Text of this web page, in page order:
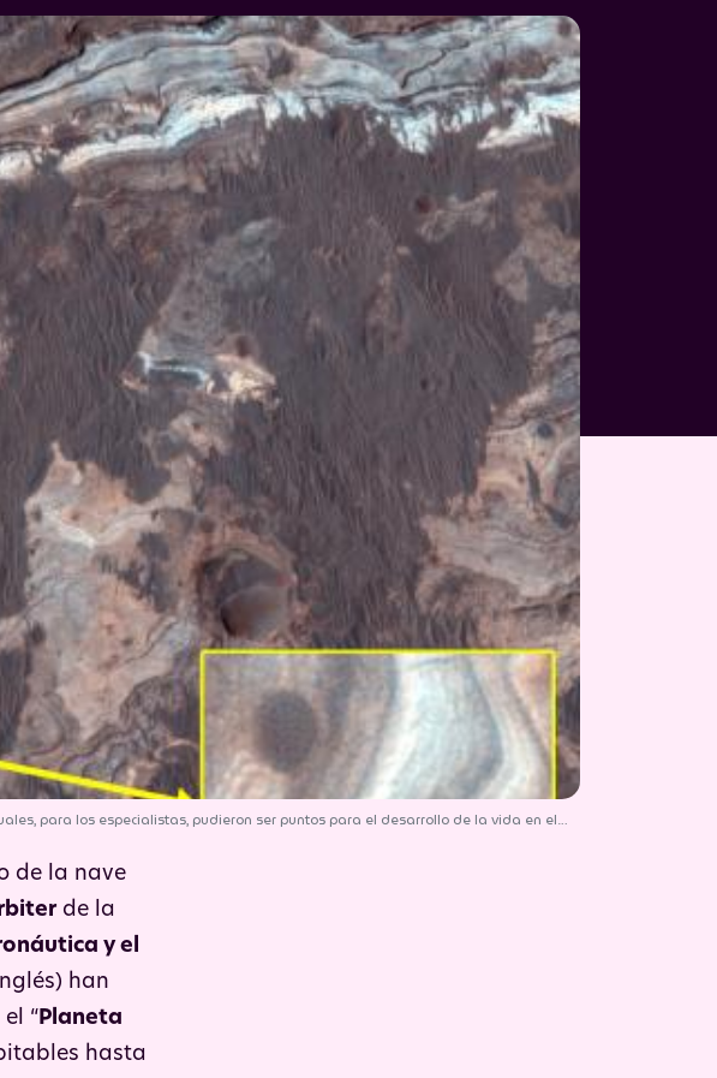
para los especialistas, pudieron ser puntos para el desarrollo de la vida en el
de la nave
de la
y el
han
“ Planeta
hasta